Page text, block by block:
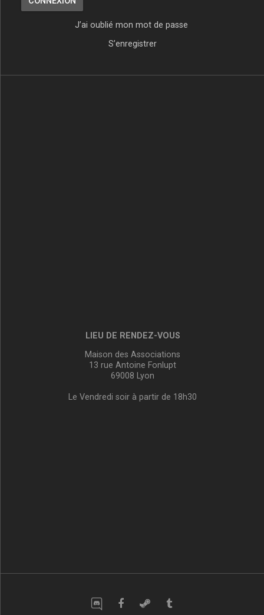
J’ai oublié mon mot de passe
S’enregistrer
LIEU DE RENDEZ-VOUS
Maison des Associations
13 rue Antoine Fonlupt
69008 Lyon
Le Vendredi soir à partir de 18h30